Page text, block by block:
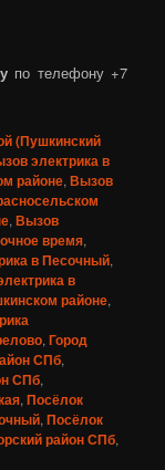
по телефону +7
(Пушкинский
электрика в
районе,Вызов
,Вызов
время,
в Песочный,
в
районе,
,Город
СПб,
СПб,
,Посёлок
,Посёлок
район СПб,